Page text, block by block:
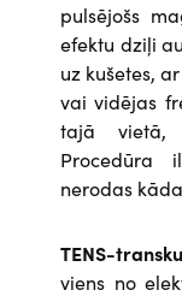
pulsējošs
efektu dziļi
uz kušetes,
vai vidējas
tajā vietā,
Procedūra
nerodas
TENS-
viens no